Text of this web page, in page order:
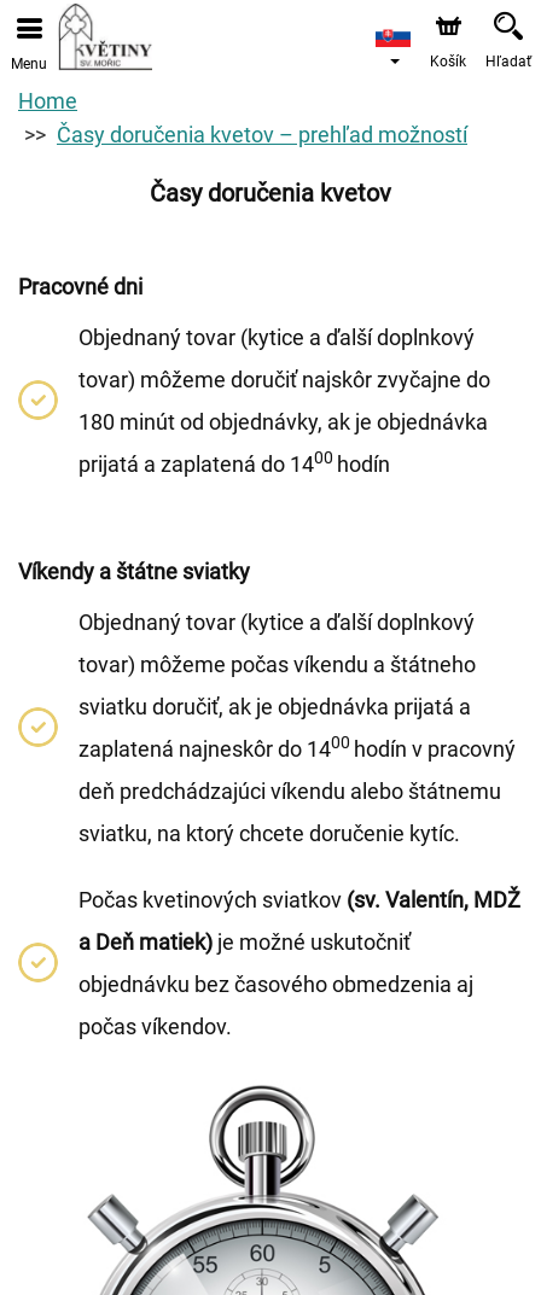
Menu Košík Hľadať
Home
Časy doručenia kvetov – prehľad možností
Časy doručenia kvetov
Pracovné dni
Objednaný tovar (kytice a ďalší doplnkový
tovar) môžeme doručiť najskôr zvyčajne do
180 minút od objednávky, ak je objednávka
prijatá a zaplatená do 1400 hodín
Víkendy a štátne sviatky
Objednaný tovar (kytice a ďalší doplnkový
tovar) môžeme počas víkendu a štátneho
sviatku doručiť, ak je objednávka prijatá a
zaplatená najneskôr do 1400 hodín v pracovný
deň predchádzajúci víkendu alebo štátnemu
sviatku, na ktorý chcete doručenie kytíc.
Počas kvetinových sviatkov (sv. Valentín, MDŽ
a Deň matiek) je možné uskutočniť
objednávku bez časového obmedzenia aj
počas víkendov.